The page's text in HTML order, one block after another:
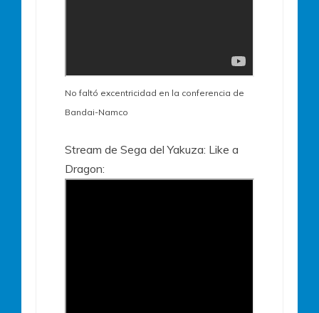
No faltó excentricidad en la conferencia de
Bandai-Namco
Stream de Sega del Yakuza: Like a
Dragon: